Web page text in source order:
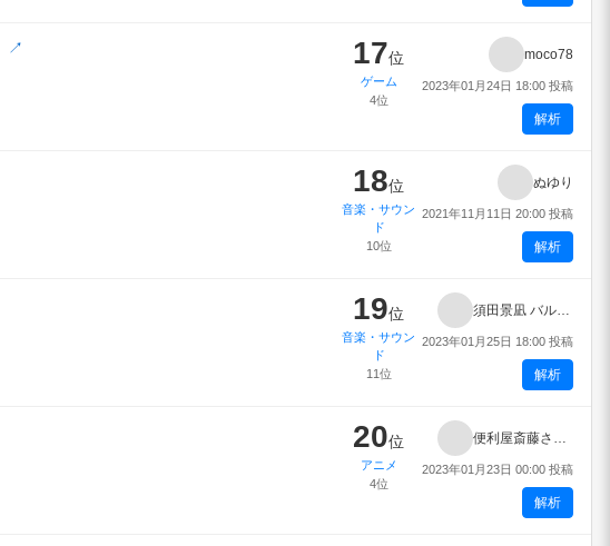
↗ 17位
ゲーム
4位
moco78
2023年01月24日 18:00 投稿
解析
18位
音楽・サウン
ド
10位
ぬゆり
2021年11月11日 20:00 投稿
解析
19位
音楽・サウン
ド
11位
須田景凪 バルーン
2023年01月25日 18:00 投稿
解析
20位
アニメ
4位
便利屋斎藤さん、異世界に行く
2023年01月23日 00:00 投稿
解析